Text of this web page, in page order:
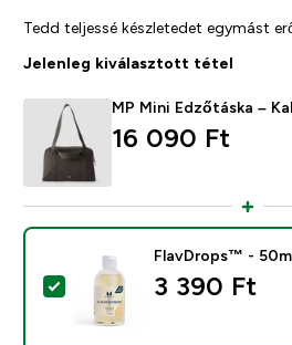
Tedd teljessé készletedet egymást
Jelenleg kiválasztott tétel
MP Mini Edzőtáska –
16 090 Ft‎
Termék kiválasztása -
FlavDrops™ -
3 390 Ft‎